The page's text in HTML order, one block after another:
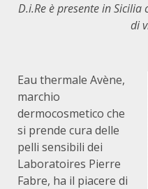
D.i.Re è presente in
di
Eau thermale Avène,
marchio
dermocosmetico che
si prende cura delle
pelli sensibili dei
Laboratoires Pierre
Fabre, ha il piacere di